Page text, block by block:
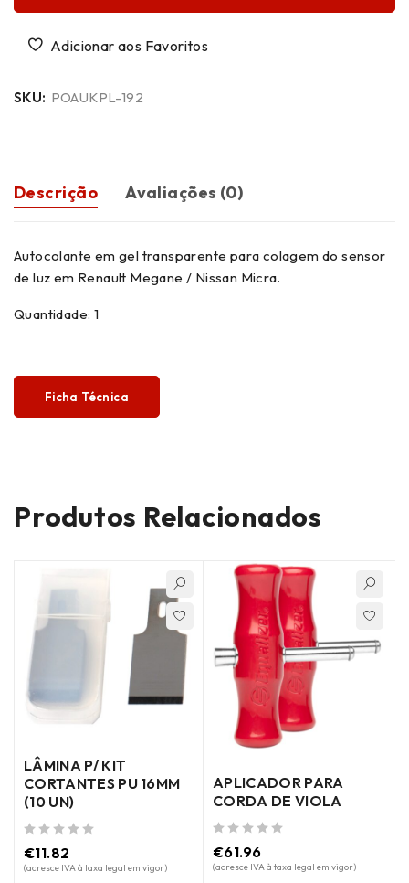
SKU: POAUKPL-192
Descrição Avaliações (0)
Autocolante em gel transparente para colagem do sensor
de luz em Renault Megane / Nissan Micra.
Quantidade: 1
Ficha Técnica
Produtos Relacionados
LÂMINA P/ KIT
CORTANTES PU 16MM
(10 UN)
€11.82
(acresce IVA à taxa legal em vigor)
APLICADOR PARA
CORDA DE VIOLA
€61.96
(acresce IVA à taxa legal em vigor)